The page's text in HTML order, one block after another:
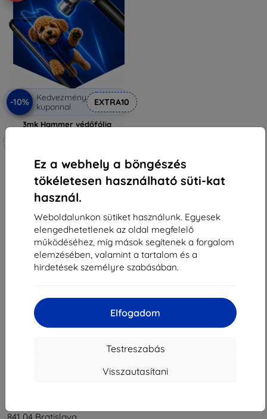
Ez a webhely a böngészés
tökéletesen használható süti-kat
használ.
Weboldalunkon sütiket használunk. Egyesek
elengedhetetlenek az oldal megfelelő
működéséhez, míg mások segítenek a forgalom
elemzésében, valamint a tartalom és a
hirdetések személyre szabásában.
Elfogadom
Testreszabás
Visszautasítani
-10%
Kedvezmény
kuponnal
EXTRA10
3mk Hammer védőfólia
6 990 Ft
6 291 Ft
Raktáron 4 darab
Összes találat5.
841 04 Bratislava